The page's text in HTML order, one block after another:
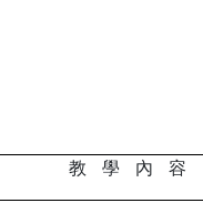
教 學 內 容